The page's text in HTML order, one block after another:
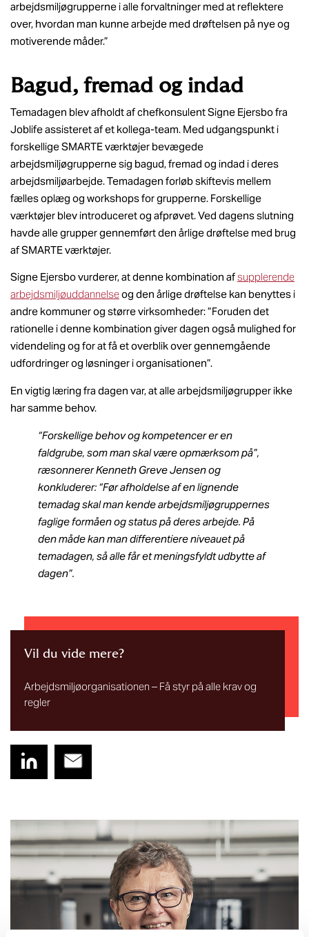
arbejdsmiljøgrupperne i alle forvaltninger med at reflektere
over, hvordan man kunne arbejde med drøftelsen på nye og
motiverende måder.”
Bagud, fremad og indad
Temadagen blev afholdt af chefkonsulent Signe Ejersbo fra
Joblife assisteret af et kollega-team. Med udgangspunkt i
forskellige SMARTE værktøjer bevægede
arbejdsmiljøgrupperne sig bagud, fremad og indad i deres
arbejdsmiljøarbejde. Temadagen forløb skiftevis mellem
fælles oplæg og workshops for grupperne. Forskellige
værktøjer blev introduceret og afprøvet. Ved dagens slutning
havde alle grupper gennemført den årlige drøftelse med brug
af SMARTE værktøjer.
Signe Ejersbo vurderer, at denne kombination afsupplerende
arbejdsmiljøuddannelseog den årlige drøftelse kan benyttes i
andre kommuner og større virksomheder: ”Foruden det
rationelle i denne kombination giver dagen også mulighed for
videndeling og for at få et overblik over gennemgående
udfordringer og løsninger i organisationen”.
En vigtig læring fra dagen var, at alle arbejdsmiljøgrupper ikke
har samme behov.
“Forskellige behov og kompetencer er en
faldgrube, som man skal være opmærksom på”,
ræsonnerer Kenneth Greve Jensen og
konkluderer: “Før afholdelse af en lignende
temadag skal man kende arbejdsmiljøgruppernes
faglige formåen og status på deres arbejde. På
den måde kan man differentiere niveauet på
temadagen, så alle får et meningsfyldt udbytte af
dagen”.
Vil du vide mere?
Arbejdsmiljøorganisationen – Få styr på alle krav og
regler